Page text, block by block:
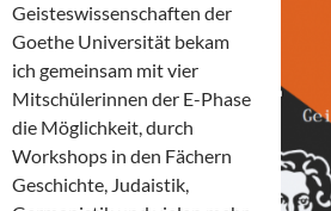
Geisteswissenschaften der
Goethe Universität bekam
ich gemeinsam mit vier
Mitschülerinnen der E-Phase
die Möglichkeit, durch
Workshops in den Fächern
Geschichte, Judaistik,